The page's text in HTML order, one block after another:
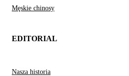
Męskie chinosy
EDITORIAL
Nasza historia